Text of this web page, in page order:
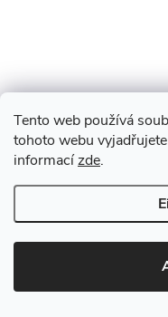
Tento web používá
tohoto webu
informacízde.